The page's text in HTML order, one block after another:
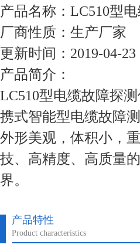
产品名称：LC510型
厂商性质：生产厂家
更新时间：2019-04-23
产品简介：
LC510型电缆故障探
携式智能型电缆故障
外形美观，体积小，
技、高精度、高质量
界。
产品特性
Product characteristics